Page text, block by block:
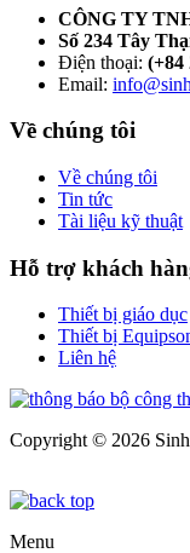
CÔNG TY
Số 234 Tây
Điện thoại: (+84
Email:
Về chúng tôi
Về chúng tôi
Tin tức
Tài liệu kỹ thuật
Hỗ trợ khách
Thiết bị giáo dục
Thiết bị
Liên hệ
Copyright © 2026
Menu